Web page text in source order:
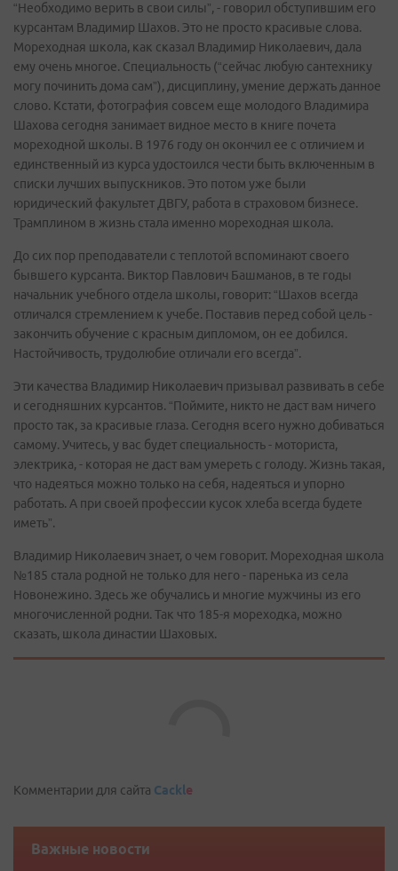
“Необходимо верить в свои силы”, - говорил обступившим его
курсантам Владимир Шахов. Это не просто красивые слова.
Мореходная школа, как сказал Владимир Николаевич, дала
ему очень многое. Специальность (“сейчас любую сантехнику
могу починить дома сам”), дисциплину, умение держать данное
слово. Кстати, фотография совсем еще молодого Владимира
Шахова сегодня занимает видное место в книге почета
мореходной школы. В 1976 году он окончил ее с отличием и
единственный из курса удостоился чести быть включенным в
списки лучших выпускников. Это потом уже были
юридический факультет ДВГУ, работа в страховом бизнесе.
Трамплином в жизнь стала именно мореходная школа.
До сих пор преподаватели с теплотой вспоминают своего
бывшего курсанта. Виктор Павлович Башманов, в те годы
начальник учебного отдела школы, говорит: “Шахов всегда
отличался стремлением к учебе. Поставив перед собой цель -
закончить обучение с красным дипломом, он ее добился.
Настойчивость, трудолюбие отличали его всегда”.
Эти качества Владимир Николаевич призывал развивать в себе
и сегодняшних курсантов. “Поймите, никто не даст вам ничего
просто так, за красивые глаза. Сегодня всего нужно добиваться
самому. Учитесь, у вас будет специальность - моториста,
электрика, - которая не даст вам умереть с голоду. Жизнь такая,
что надеяться можно только на себя, надеяться и упорно
работать. А при своей профессии кусок хлеба всегда будете
иметь”.
Владимир Николаевич знает, о чем говорит. Мореходная школа
№185 стала родной не только для него - паренька из села
Новонежино. Здесь же обучались и многие мужчины из его
многочисленной родни. Так что 185-я мореходка, можно
сказать, школа династии Шаховых.